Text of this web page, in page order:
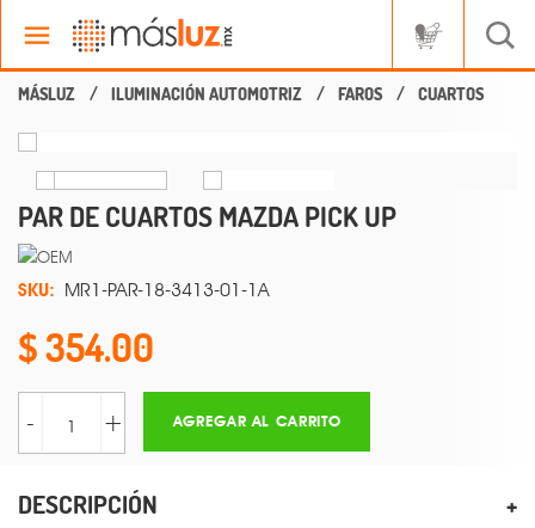
ILUMINACIÓN AUTOMOTRIZ FAROS CUARTOS
PAR DE CUARTOS MAZDA PICK UP
SKU: MR1-PAR-18-3413-01-1A
354.00
- + AGREGAR AL CARRITO
DESCRIPCIÓN